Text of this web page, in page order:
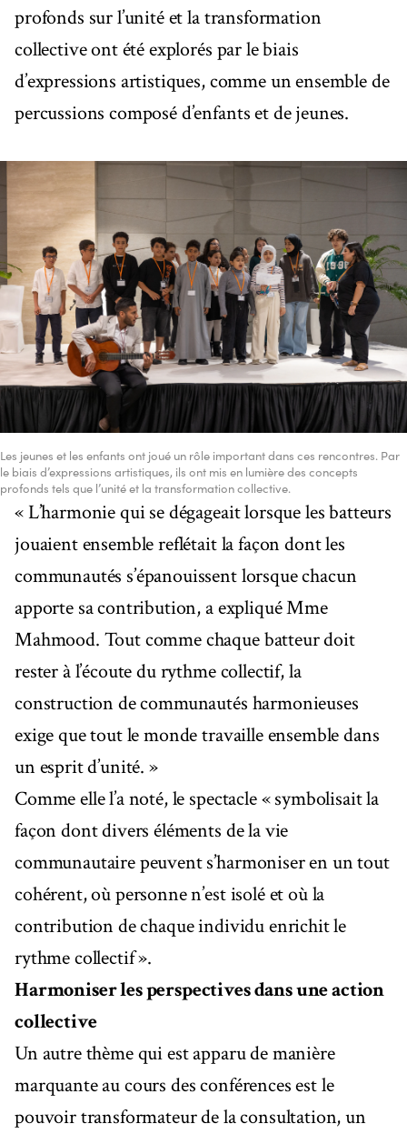
profonds sur l’unité et la transformation
collective ont été explorés par le biais
d’expressions artistiques, comme un ensemble de
percussions composé d’enfants et de jeunes.
Les jeunes et les enfants ont joué un rôle important dans ces rencontres. Par
le biais d’expressions artistiques, ils ont mis en lumière des concepts
profonds tels que l’unité et la transformation collective.
« L’harmonie qui se dégageait lorsque les batteurs
jouaient ensemble reflétait la façon dont les
communautés s’épanouissent lorsque chacun
apporte sa contribution, a expliqué Mme
Mahmood. Tout comme chaque batteur doit
rester à l’écoute du rythme collectif, la
construction de communautés harmonieuses
exige que tout le monde travaille ensemble dans
un esprit d’unité. »
Comme elle l’a noté, le spectacle « symbolisait la
façon dont divers éléments de la vie
communautaire peuvent s’harmoniser en un tout
cohérent, où personne n’est isolé et où la
contribution de chaque individu enrichit le
rythme collectif ».
Harmoniser les perspectives dans une action
collective
Un autre thème qui est apparu de manière
marquante au cours des conférences est le
pouvoir transformateur de la consultation, un